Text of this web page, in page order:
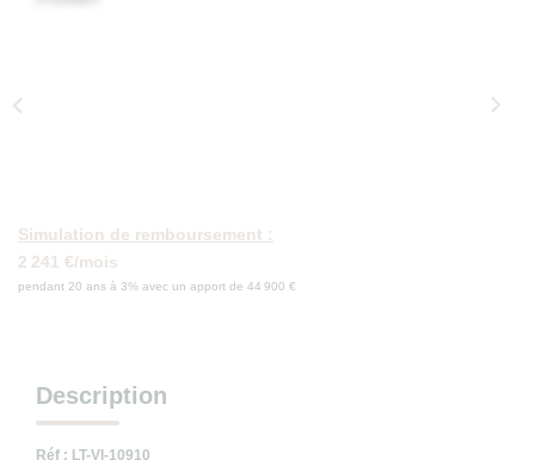
Simulation de remboursement :
2 241 €/mois
pendant 20 ans à 3% avec un apport de 44 900 €
Description
Réf : LT-VI-10910